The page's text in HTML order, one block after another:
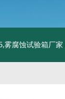
雾腐蚀试验箱厂家